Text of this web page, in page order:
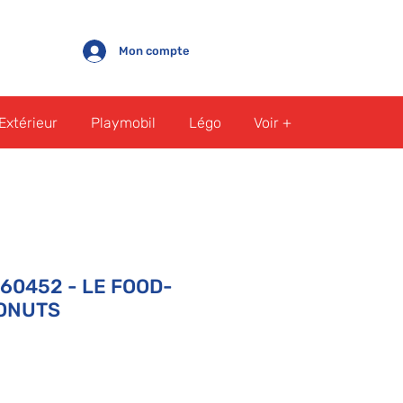
Mon compte
Extérieur Playmobil Légo Voir +
- LE FOOD-